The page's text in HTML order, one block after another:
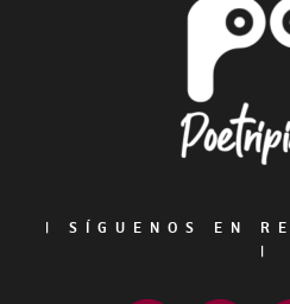
|
SÍGUENOS EN
|